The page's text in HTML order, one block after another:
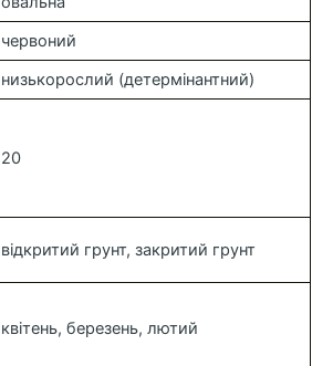
червоний
низькорослий (детермінантний)
20
відкритий грунт, закритий грунт
квітень, березень, лютий